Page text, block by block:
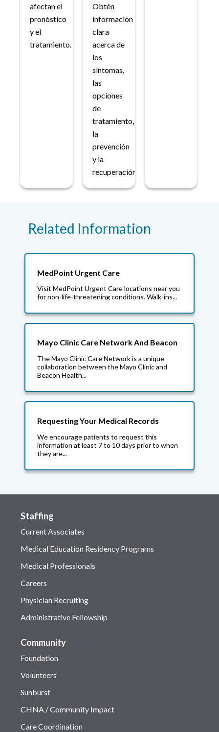
afectan el
pronóstico
y el
tratamiento.
Obtén
información
clara
acerca de
los
síntomas,
las
opciones
de
tratamiento,
la
prevención
y la
recuperación.
Related Information
MedPoint Urgent Care
Visit MedPoint Urgent Care locations near you
for non-life-threatening conditions. Walk-ins...
Mayo Clinic Care Network And Beacon
The Mayo Clinic Care Network is a unique
collaboration between the Mayo Clinic and
Beacon Health...
Requesting Your Medical Records
We encourage patients to request this
information at least 7 to 10 days prior to when
they are...
Staffing
Current Associates
Medical Education Residency Programs
Medical Professionals
Careers
Physician Recruiting
Administrative Fellowship
Community
Foundation
Volunteers
Sunburst
CHNA / Community Impact
Care Coordination